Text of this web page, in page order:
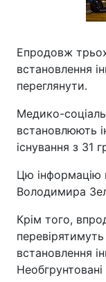
Eпродовж
встановлення
переглянути.
Медико-
встановлюють
існування з 31
Цю інформацію
Володимира
Крім того,
встановлення